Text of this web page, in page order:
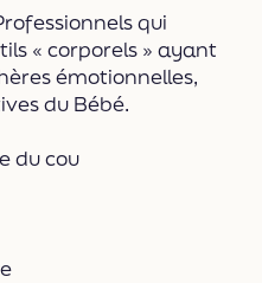
qui
« corporels » ayant
émotionnelles,
du Bébé.
du cou